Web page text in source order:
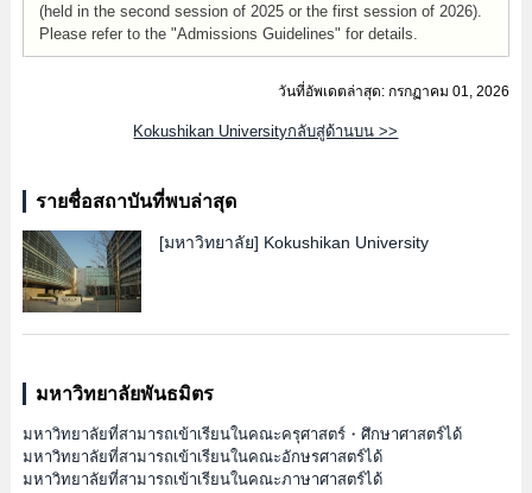
(held in the second session of 2025 or the first session of 2026).
Please refer to the "Admissions Guidelines" for details.
วันที่อัพเดตล่าสุด: กรกฏาคม 01, 2026
Kokushikan Universityกลับสู่ด้านบน >>
รายชื่อสถาบันที่พบล่าสุด
[มหาวิทยาลัย] Kokushikan University
มหาวิทยาลัยพันธมิตร
มหาวิทยาลัยที่สามารถเข้าเรียนในคณะครุศาสตร์・ศึกษาศาสตร์ได้
มหาวิทยาลัยที่สามารถเข้าเรียนในคณะอักษรศาสตร์ได้
มหาวิทยาลัยที่สามารถเข้าเรียนในคณะภาษาศาสตร์ได้